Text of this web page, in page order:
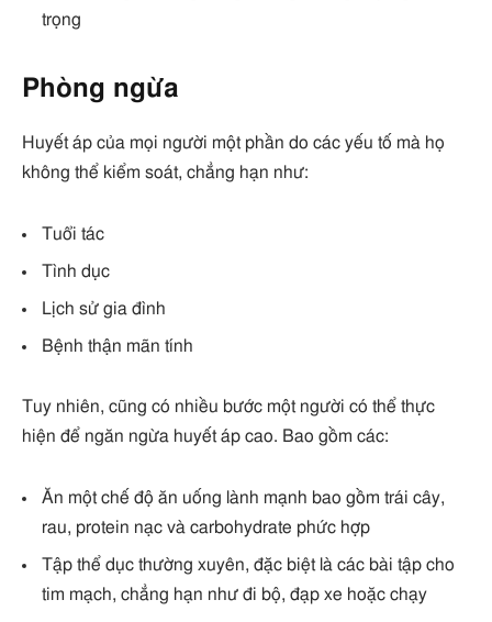
trọng
Phòng ngừa
Huyết áp của mọi người một phần do các yếu tố mà họ
không thể kiểm soát, chẳng hạn như:
Tuổi tác
Tình dục
Lịch sử gia đình
Bệnh thận mãn tính
Tuy nhiên, cũng có nhiều bước một người có thể thực
hiện để ngăn ngừa huyết áp cao. Bao gồm các:
Ăn một chế độ ăn uống lành mạnh bao gồm trái cây,
rau, protein nạc và carbohydrate phức hợp
Tập thể dục thường xuyên, đặc biệt là các bài tập cho
tim mạch, chẳng hạn như đi bộ, đạp xe hoặc chạy